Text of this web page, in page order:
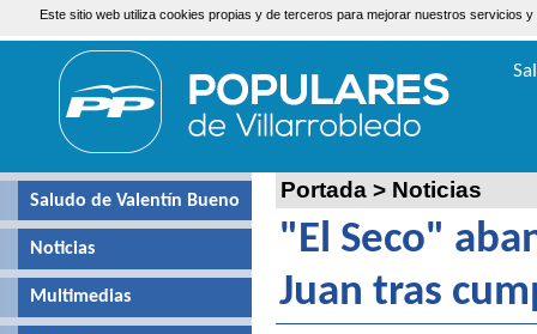
Este sitio web utiliza cookies propias y de terceros para mejorar nuestros servicios
Portada > Noticias
"El Seco"
Juan tras
Saludo de Valentín Bueno
Noticias
Multimedias
Viernes, 7 de Agosto de 2026